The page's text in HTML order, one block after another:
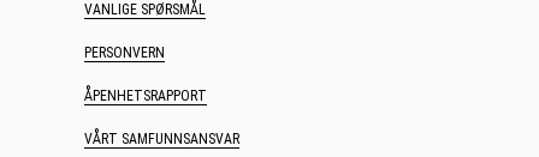
VANLIGE SPØRSMÅL
PERSONVERN
ÅPENHETSRAPPORT
VÅRT SAMFUNNSANSVAR